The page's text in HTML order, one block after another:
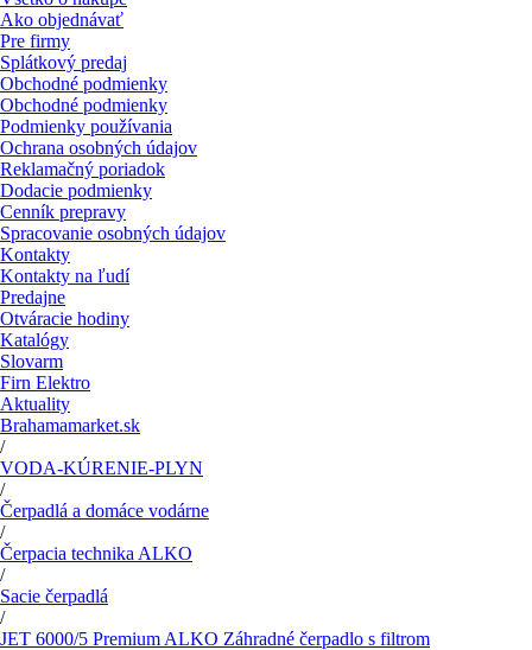
Ako objednávať
Pre firmy
Splátkový predaj
Obchodné podmienky
Obchodné podmienky
Podmienky používania
Ochrana osobných údajov
Reklamačný poriadok
Dodacie podmienky
Cenník prepravy
Spracovanie osobných údajov
Kontakty
Kontakty na ľudí
Predajne
Otváracie hodiny
Katalógy
Slovarm
Firn Elektro
Aktuality
Brahamamarket.sk
/
VODA-KÚRENIE-PLYN
/
Čerpadlá a domáce vodárne
/
Čerpacia technika ALKO
/
Sacie čerpadlá
/
JET 6000/5 Premium ALKO Záhradné čerpadlo s filtrom